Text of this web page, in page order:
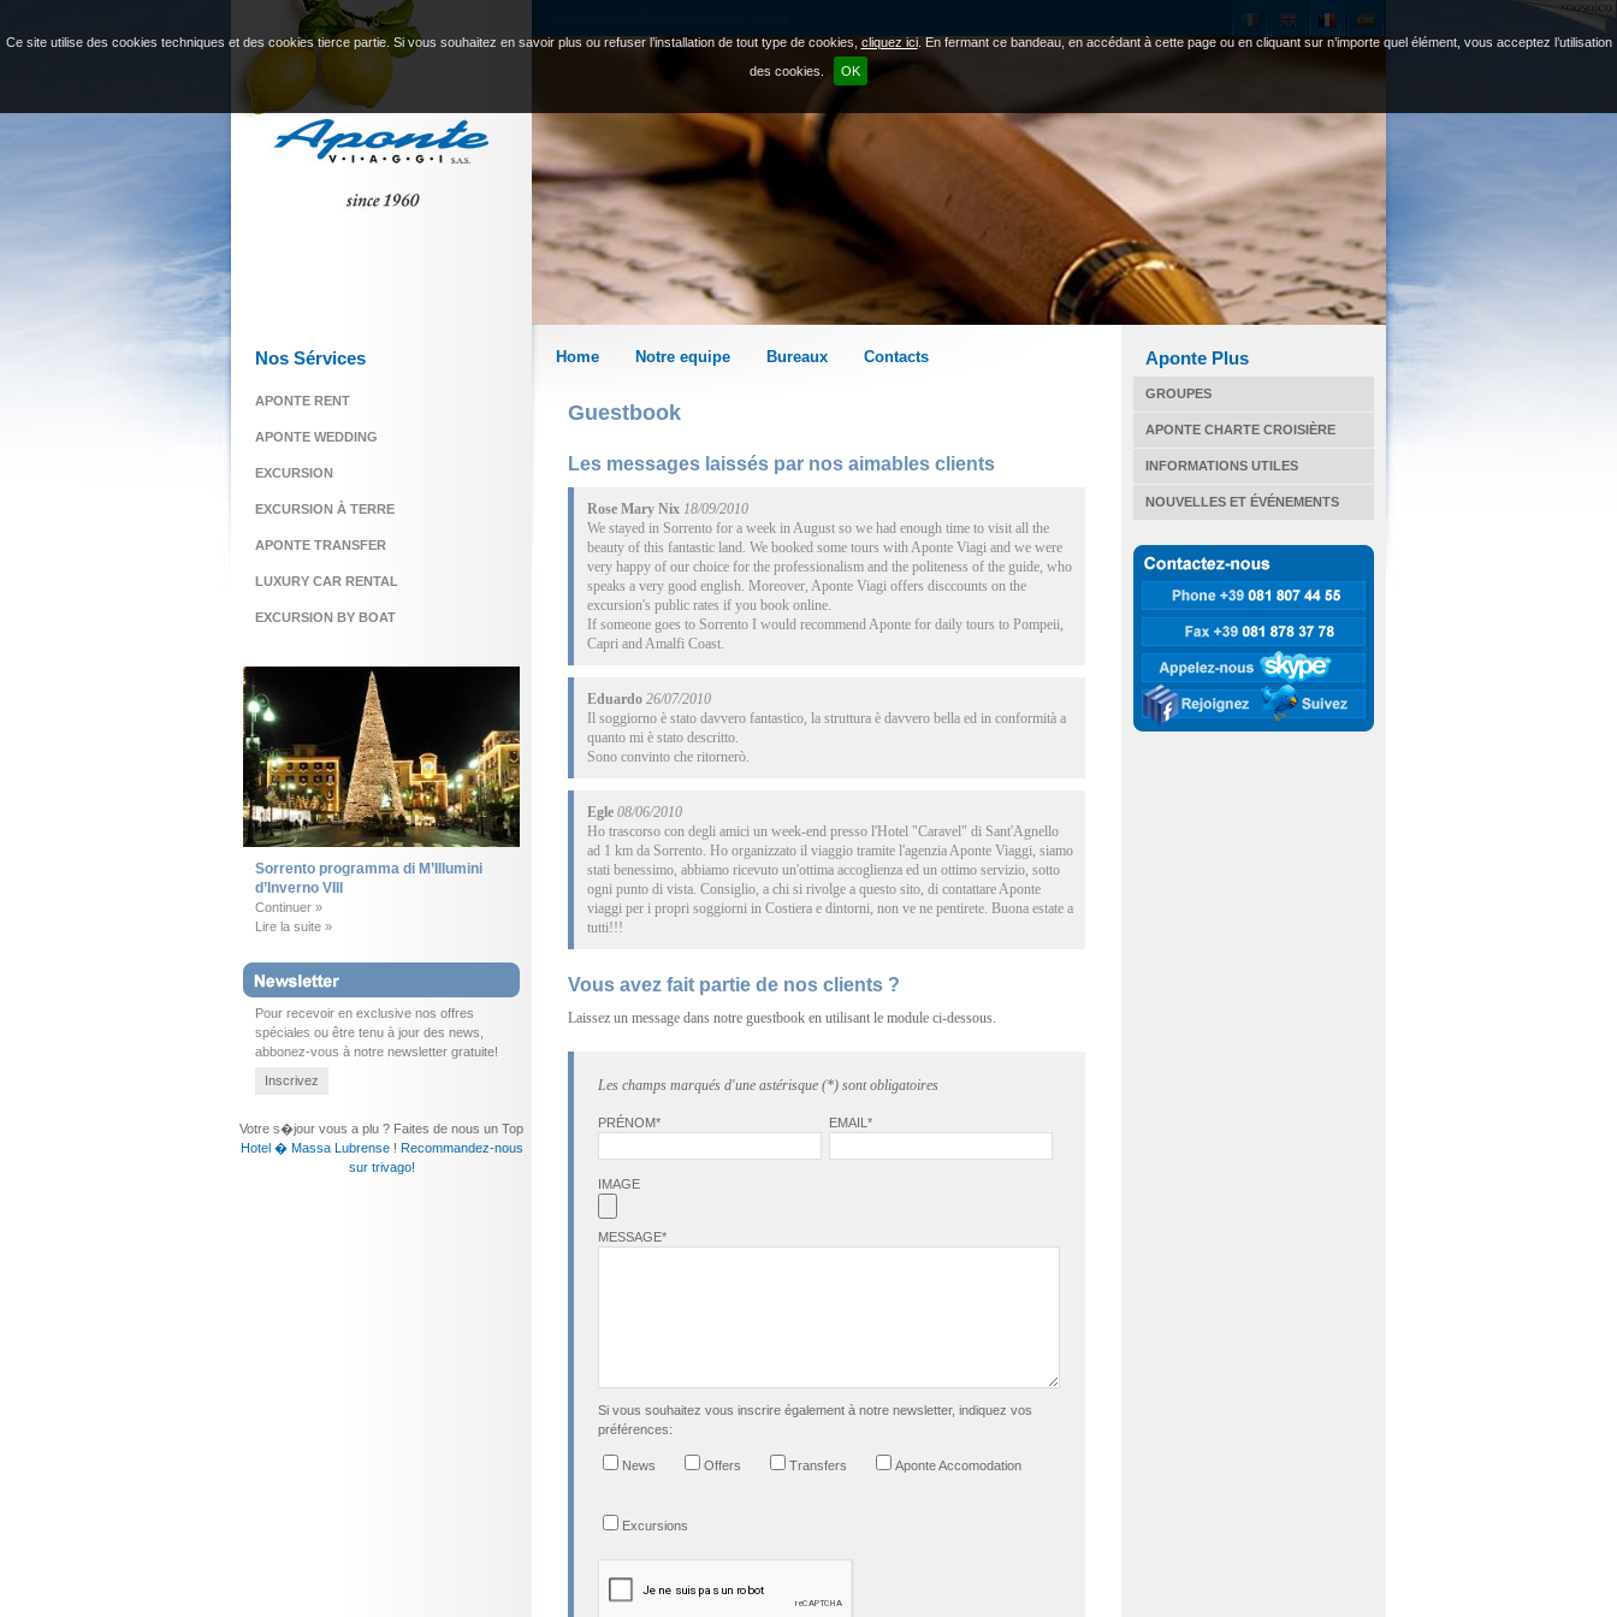
Ce site utilise des cookies techniques et des cookies tierce partie. Si vous souhaitez en savoir plus ou refuser l’installation de tout type de cookies, cliquez ici. En fermant ce bandeau, en accédant à cette page ou en cliquant sur n’importe quel élément, vous acceptez l’utilisation
des cookies.
OK
Home Notre equipe Bureaux Contacts
Guestbook
Les messages laissés par nos aimables clients
Rose Mary Nix 18/09/2010
We stayed in Sorrento for a week in August so we had enough time to visit all the
beauty of this fantastic land. We booked some tours with Aponte Viagi and we were
very happy of our choice for the professionalism and the politeness of the guide, who
speaks a very good english. Moreover, Aponte Viagi offers disccounts on the
excursion's public rates if you book online.
If someone goes to Sorrento I would recommend Aponte for daily tours to Pompeii,
Capri and Amalfi Coast.
Eduardo 26/07/2010
Il soggiorno è stato davvero fantastico, la struttura è davvero bella ed in conformità a
quanto mi è stato descritto.
Sono convinto che ritornerò.
Egle 08/06/2010
Ho trascorso con degli amici un week-end presso l'Hotel "Caravel" di Sant'Agnello
ad 1 km da Sorrento. Ho organizzato il viaggio tramite l'agenzia Aponte Viaggi, siamo
stati benessimo, abbiamo ricevuto un'ottima accoglienza ed un ottimo servizio, sotto
ogni punto di vista. Consiglio, a chi si rivolge a questo sito, di contattare Aponte
viaggi per i propri soggiorni in Costiera e dintorni, non ve ne pentirete. Buona estate a
tutti!!!
Vous avez fait partie de nos clients ?
Laissez un message dans notre guestbook en utilisant le module ci-dessous.
Les champs marqués d'une astérisque (*) sont obligatoires
PRÉNOM* EMAIL*
IMAGE
MESSAGE*
Si vous souhaitez vous inscrire également à notre newsletter, indiquez vos
préférences:
News Offers Transfers Aponte Accomodation
Excursions
Aponte Plus
GROUPES
APONTE CHARTE CROISIÈRE
INFORMATIONS UTILES
NOUVELLES ET ÉVÉNEMENTS
Nos Sérvices
APONTE RENT
APONTE WEDDING
EXCURSION
EXCURSION À TERRE
APONTE TRANSFER
LUXURY CAR RENTAL
EXCURSION BY BOAT
Sorrento programma di M’Illumini
d’Inverno VIII
Continuer »
Lire la suite »
Pour recevoir en exclusive nos offres
spéciales ou être tenu à jour des news,
abbonez-vous à notre newsletter gratuite!
Inscrivez
Votre s�jour vous a plu ? Faites de nous un Top
Hotel � Massa Lubrense! Recommandez-nous
sur trivago!